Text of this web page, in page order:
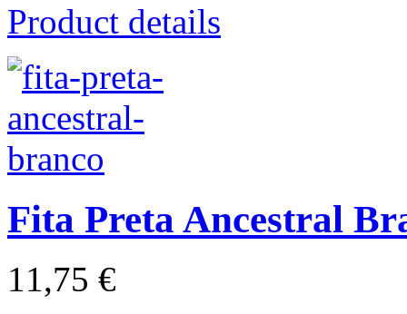
Product details
Fita Preta Ancestral
11,75 €